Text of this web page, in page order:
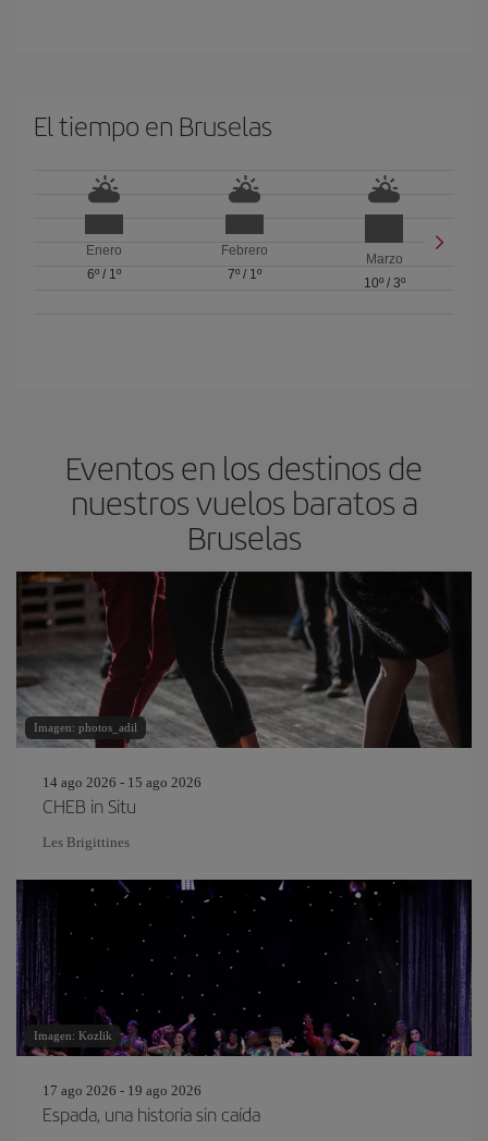
El tiempo en Bruselas
Enero
6º/ 1º
Febrero
7º/ 1º
Marzo
10º/ 3º
Eventos en los destinos de
nuestros vuelos baratos a
Bruselas
Imagen: photos_adil
14 ago 2026 - 15 ago 2026
CHEB in Situ
Les Brigittines
Imagen: Kozlik
17 ago 2026 - 19 ago 2026
Espada, una historia sin caída